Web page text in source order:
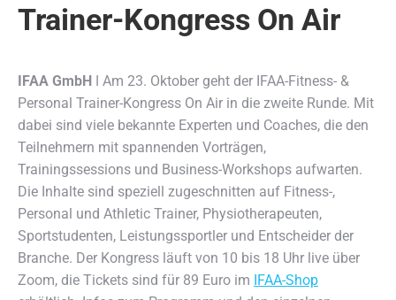
Trainer-Kongress On Air
IFAA GmbH ǀ Am 23. Oktober geht der IFAA-Fitness- &
Personal Trainer-Kongress On Air in die zweite Runde. Mit
dabei sind viele bekannte Experten und Coaches, die den
Teilnehmern mit spannenden Vorträgen,
Trainingssessions und Business-Workshops aufwarten.
Die Inhalte sind speziell zugeschnitten auf Fitness-,
Personal und Athletic Trainer, Physiotherapeuten,
Sportstudenten, Leistungssportler und Entscheider der
Branche. Der Kongress läuft von 10 bis 18 Uhr live über
Zoom, die Tickets sind für 89 Euro im IFAA-Shop